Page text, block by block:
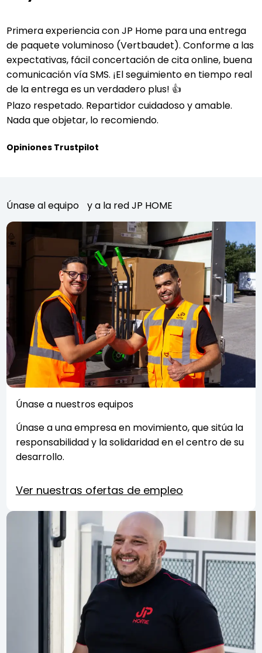
Primera experiencia con JP Home para una entrega
de paquete voluminoso (Vertbaudet). Conforme a las
expectativas, fácil concertación de cita online, buena
comunicación vía SMS. ¡El seguimiento en tiempo real
de la entrega es un verdadero plus! 👍
Plazo respetado. Repartidor cuidadoso y amable.
Nada que objetar, lo recomiendo.
Opiniones Trustpilot
Únase al equipo y a la red JP HOME
Únase a nuestros equipos
Únase a una empresa en movimiento, que sitúa la
responsabilidad y la solidaridad en el centro de su
desarrollo.
Ver nuestras ofertas de empleo